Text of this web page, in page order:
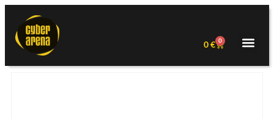
0€ 0